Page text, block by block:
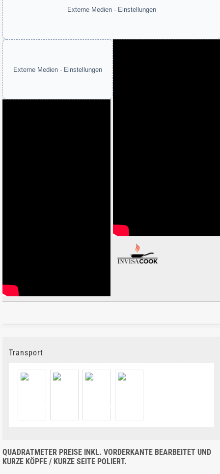
Externe Medien - Einstellungen
Externe Medien - Einstellungen
Transport
QUADRATMETER PREISE INKL. VORDERKANTE BEARBEITET UND
KURZE KÖPFE / KURZE SEITE POLIERT.